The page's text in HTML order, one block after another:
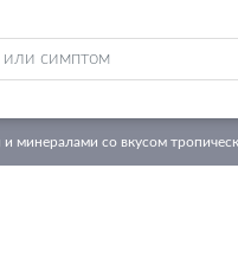
и минералами со вкусом